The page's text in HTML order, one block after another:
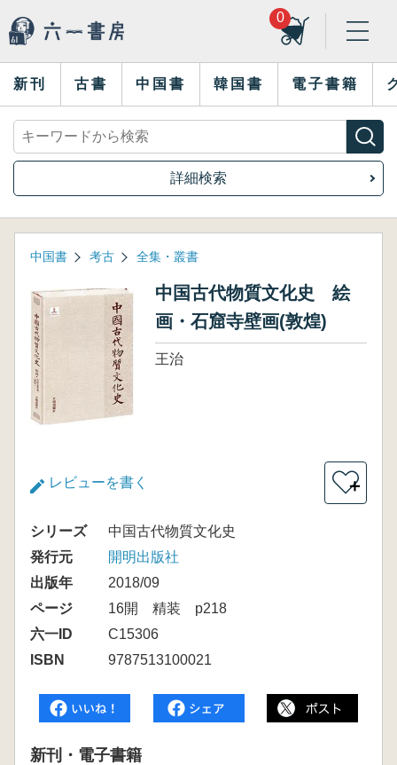
0
新刊 古書 中国書 韓国書 電子書籍
詳細検索
中国書 考古 全集・叢書
中国古代物質文化史 絵
画・石窟寺壁画(敦煌)
王治
レビューを書く ＋
シリーズ
中国古代物質文化史
発行元
開明出版社
出版年
2018/09
ページ
16開 精装 p218
六一ID
C15306
ISBN
9787513100021
新刊・電子書籍